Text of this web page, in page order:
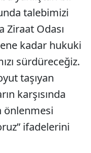
talebimizi
Ziraat Odası
kadar hukuki
sürdüreceğiz.
taşıyan
karşısında
önlenmesi
ifadelerini